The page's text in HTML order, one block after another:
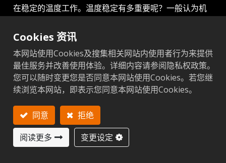
在稳定的温度工作。温度稳定有多重要呢？一般认为机
么简单，油压机器适合的工作温度大约40 ～ 50° C，温
度过高密封件容易劣化，动作会变较无力，温度过低会
反应变慢。模具部分，模温过低，会降低熔体流动性，
可能发生短射。
模温过高，会使熔体发生热分解，制品收缩率增大，影
响尺寸精度。模温恒定，可减少成型收缩率的波动，制
品尺寸稳定，成型质量均匀。所以温度稳定对于良率也
是重要的因素，故水冷却系统需要定期保养与维护，才
能维持成品良率不会降低。
Cookies 资讯
本网站使用Cookies及搜集相关网站内使用者行为来提供
最佳服务并改善使用体验。详细内容请参阅隐私权政策。
您可以随时变更您是否同意本网站使用Cookies。若您继
续浏览本网站，即表示您同意本网站使用Cookies。
同意
拒绝
阅读更多
变更设定